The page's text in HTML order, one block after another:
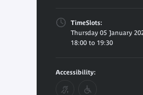
TimeSlots:
Thursday 05 January
18:00 to 19:30
Accessibility: